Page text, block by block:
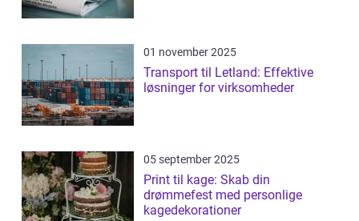
01 november 2025
Transport til Letland: Effektive
løsninger for virksomheder
05 september 2025
Print til kage: Skab din
drømmefest med personlige
kagedekorationer